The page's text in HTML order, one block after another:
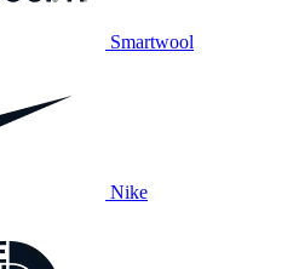
Smartwool
Nike